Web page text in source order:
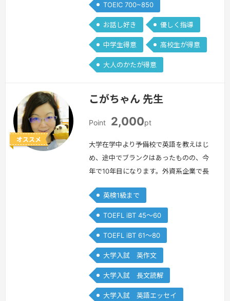
TOEIC 700~850
お話し好き 優しく指導
中学生得意 高校生が得意
大人のかたが得意
オススメ
こがちゃん 先生
Point 2,000pt
大学在学中より予備校で英語を教えはじ
め、途中でブランクはあったものの、今
年で10年目になります。外資系企業で長
入試はもちろん、実践的な英語を教える
ことも得意としています。基本的に日本
国内で英語をマスターしたため、日本人
の英語学習における強みと弱みもバッチ
リ理解しています。最近では英検の指導
も多く手掛けるようになりました。ご希
望の級に合格されるまで丁寧に忍耐強く
指…
続きを見る »
英検1級まで
TOEFL iBT 45～60
TOEFL iBT 61～80
大学入試 英作文
大学入試 長文読解
大学入試 英語エッセイ